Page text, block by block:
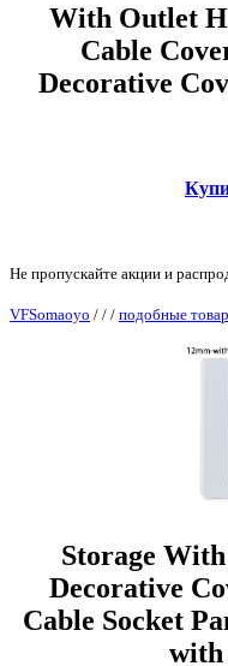
With Outlet
Cable
Decorative
Не пропускайте акции и
VFSomaoyo / / / подобные
Storage
Decorative
Cable Socket
with